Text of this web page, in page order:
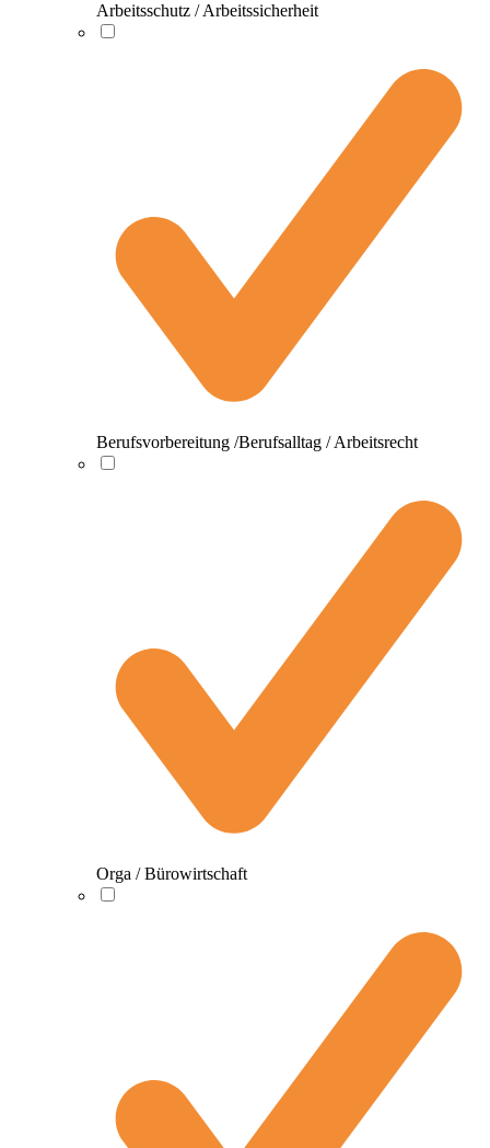
Arbeitsschutz / Arbeitssicherheit
Berufsvorbereitung /Berufsalltag / Arbeitsrecht
Orga / Bürowirtschaft